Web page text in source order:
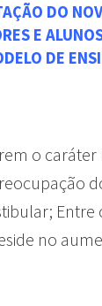
DO
E
DE
o
Entre
no